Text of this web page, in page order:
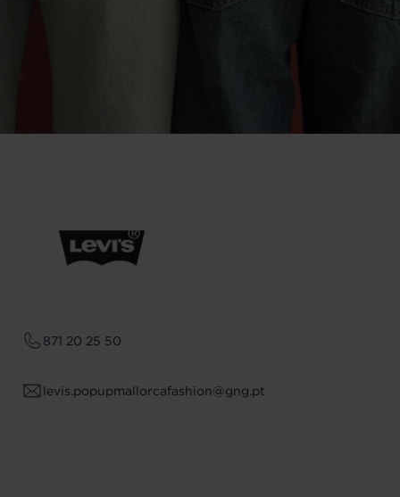
871 20 25 50
levis.popupmallorcafashion@gng.pt